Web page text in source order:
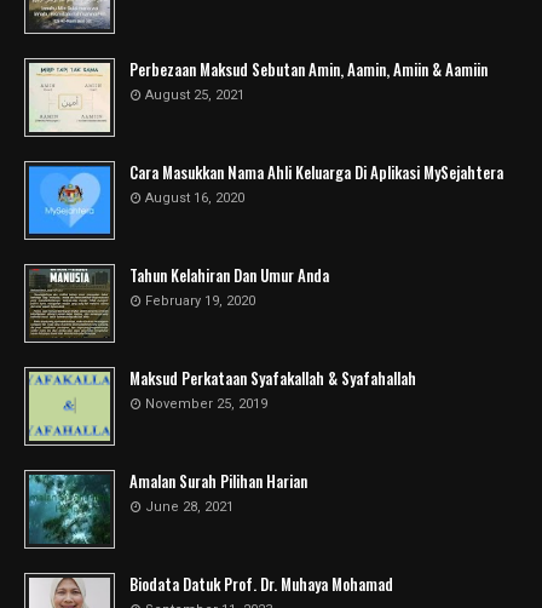
Perbezaan Maksud Sebutan Amin, Aamin, Amiin & Aamiin
August 25, 2021
Cara Masukkan Nama Ahli Keluarga Di Aplikasi MySejahtera
August 16, 2020
Tahun Kelahiran Dan Umur Anda
February 19, 2020
Maksud Perkataan Syafakallah & Syafahallah
November 25, 2019
Amalan Surah Pilihan Harian
June 28, 2021
Biodata Datuk Prof. Dr. Muhaya Mohamad